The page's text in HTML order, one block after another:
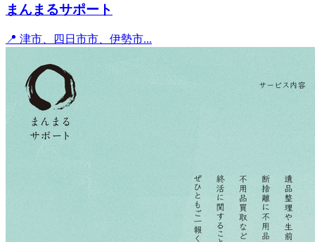
まんまるサポート
📍 津市、四日市市、伊勢市...